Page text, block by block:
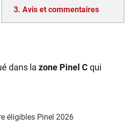
3. Avis et commentaires
dans la zone Pinel C qui
éligibles Pinel 2026